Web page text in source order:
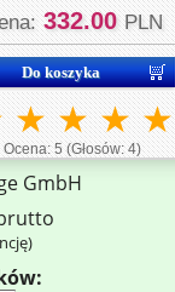
332.00 PLN
★ ★ ★ ★
Ocena:5 (Głosów:4)
GmbH